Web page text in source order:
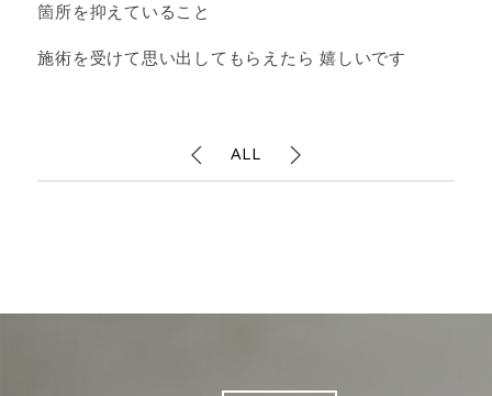
箇所を抑えていること
施術を受けて思い出してもらえたら 嬉しいです
ALL